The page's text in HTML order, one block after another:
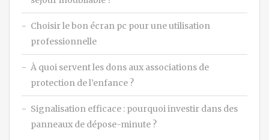
Choisir le bon écran pc pour une utilisation
professionnelle
À quoi servent les dons aux associations de
protection de l’enfance ?
Signalisation efficace : pourquoi investir dans des
panneaux de dépose-minute ?